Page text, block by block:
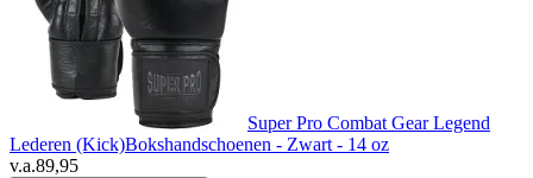
Super Pro Combat Gear Legend
Lederen (Kick)Bokshandschoenen - Zwart - 14 oz
v.a.89,95